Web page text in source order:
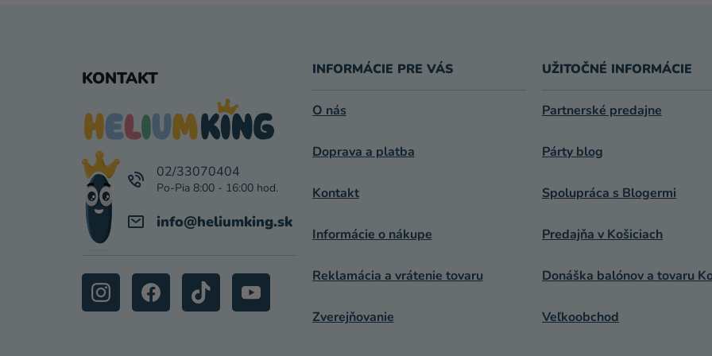
KONTAKT
info@heliumking.sk
02/33070404
INFORMÁCIE PRE VÁS
O nás
Doprava a platba
Kontakt
Informácie o nákupe
Reklamácia a vrátenie tovaru
Zverejňovanie
UŽITOČNÉ INFORMÁCIE
Partnerské predajne
Párty blog
Spolupráca s Blogermi
Predajňa v Košiciach
Donáška balónov a tovaru
Veľkoobchod